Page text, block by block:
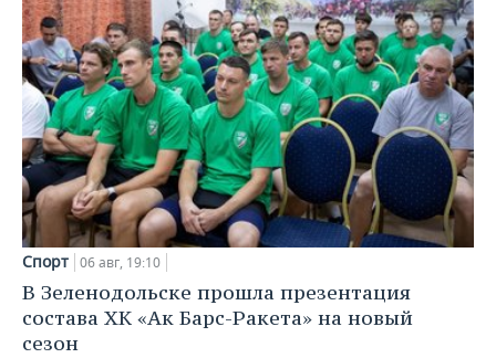
Спорт 06 авг, 19:10
В Зеленодольске прошла презентация
состава ХК «Ак Барс-Ракета» на новый
сезон